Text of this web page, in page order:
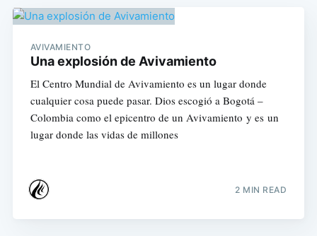
AVIVAMIENTO
Una explosión de Avivamiento
El Centro Mundial de Avivamiento es un lugar donde
cualquier cosa puede pasar. Dios escogió a Bogotá –
Colombia como el epicentro de un Avivamiento y es un
lugar donde las vidas de millones
2 MIN READ